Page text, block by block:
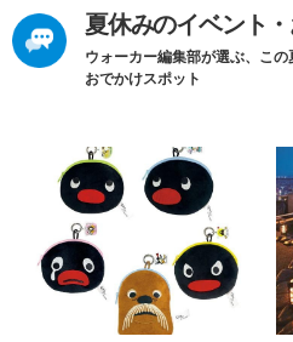
夏休みのイベント
ウォーカー編集部が選ぶ、こ
おでかけスポット